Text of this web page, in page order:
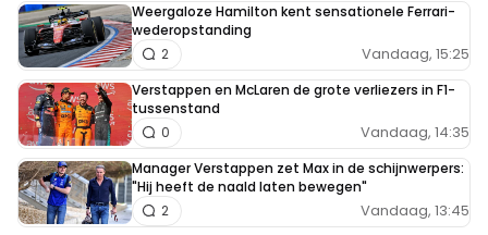
Weergaloze Hamilton kent sensationele Ferrari-
wederopstanding
Vandaag, 15:25
2
Verstappen en McLaren de grote verliezers in F1-
tussenstand
Vandaag, 14:35
0
Manager Verstappen zet Max in de schijnwerpers:
"Hij heeft de naald laten bewegen"
Vandaag, 13:45
2